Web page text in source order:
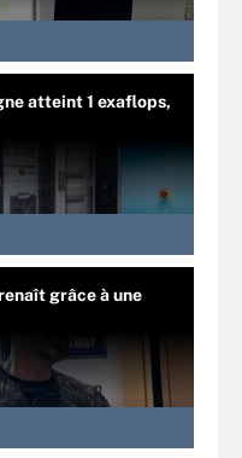
atteint 1 exaflops,
grâce à une